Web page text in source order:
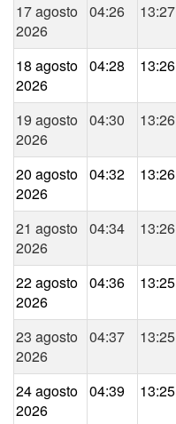
17 agosto
2026
04:26 13:27
18 agosto
2026
04:28 13:26
19 agosto
2026
04:30 13:26
20 agosto
2026
04:32 13:26
21 agosto
2026
04:34 13:26
22 agosto
2026
04:36 13:25
23 agosto
2026
04:37 13:25
24 agosto
2026
04:39 13:25